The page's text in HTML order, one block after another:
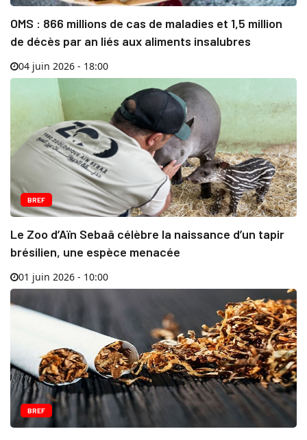
OMS : 866 millions de cas de maladies et 1,5 million
de décès par an liés aux aliments insalubres
04 juin 2026 - 18:00
BREF
Le Zoo d’Aïn Sebaâ célèbre la naissance d’un tapir
brésilien, une espèce menacée
01 juin 2026 - 10:00
BREF